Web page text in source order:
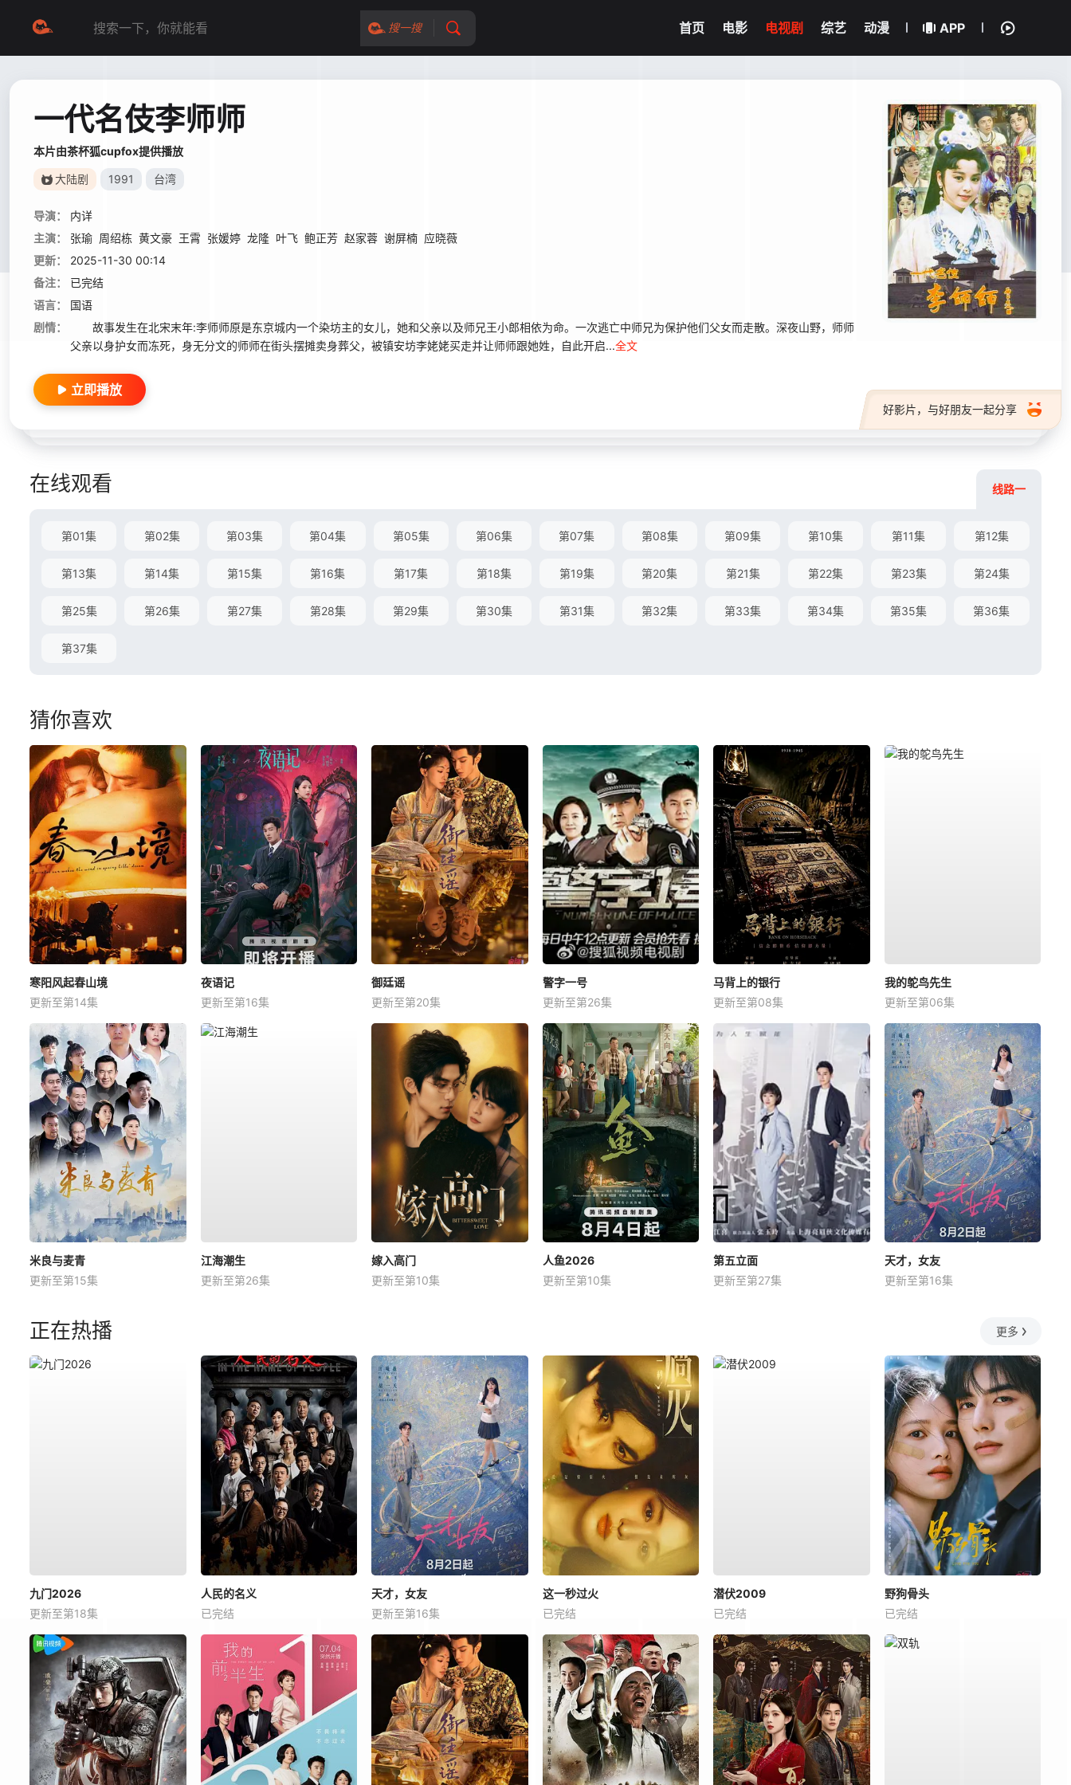
搜一搜 首页 电影 电视剧 综艺 动漫 APP
一代名伎李师师
本片由茶杯狐cupfox提供播放
大陆剧 1991 台湾
导演：
内详
主演：
张瑜 周绍栋 黄文豪 王霄 张媛婷 龙隆 叶飞 鲍正芳 赵家蓉 谢屏楠 应晓薇
更新：
2025-11-30 00:14
备注：
已完结
语言：
国语
剧情：
故事发生在北宋末年:李师师原是东京城内一个染坊主的女儿，她和父亲以及师兄王小郎相依为命。一次逃亡中师兄为保护他们父女而走散。深夜山野，师师
父亲以身护女而冻死，身无分文的师师在街头摆摊卖身葬父，被镇安坊李姥姥买走并让师师跟她姓，自此开启...全文
好影片，与好朋友一起分享
立即播放
在线观看 线路一
第01集 第02集 第03集 第04集 第05集 第06集 第07集 第08集 第09集 第10集 第11集 第12集
第13集 第14集 第15集 第16集 第17集 第18集 第19集 第20集 第21集 第22集 第23集 第24集
第25集 第26集 第27集 第28集 第29集 第30集 第31集 第32集 第33集 第34集 第35集 第36集
第37集
猜你喜欢
寒阳风起春山境
更新至第14集
夜语记
更新至第16集
御廷谣
更新至第20集
警字一号
更新至第26集
马背上的银行
更新至第08集
我的鸵鸟先生
更新至第06集
米良与麦青
更新至第15集
江海潮生
更新至第26集
嫁入高门
更新至第10集
人鱼2026
更新至第10集
第五立面
更新至第27集
天才，女友
更新至第16集
正在热播 更多
九门2026
更新至第18集
人民的名义
已完结
天才，女友
更新至第16集
这一秒过火
已完结
潜伏2009
已完结
野狗骨头
已完结